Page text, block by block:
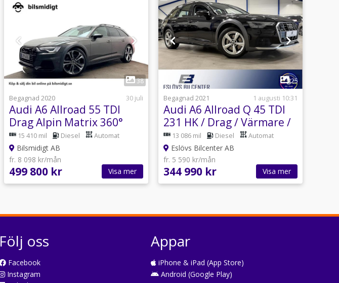
1
38
Begagnad 2020
30 juli
Audi A6 Allroad 55 TDI
Drag Alpin Matrix 360°
Navi Cockpit B&O
Stolminne 350hk
15 410 mil Diesel Automat
Bilsmidigt AB
fr. 8 098 kr/mån
499 800 kr Visa mer
25
Begagnad 2021
1 augusti 10:31
Audi A6 Allroad Q 45 TDI
231 HK / Drag / Värmare /
13 086 mil Diesel Automat
Eslövs Bilcenter AB
fr. 5 590 kr/mån
344 990 kr Visa mer
Följ oss
Facebook
Instagram
Appar
iPhone & iPad (App Store)
Android (Google Play)